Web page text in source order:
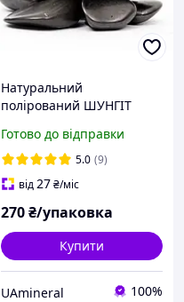
Натуральний
полірований ШУНГІТ
Карелія
Готово до відправки
5.0 (9)
від27₴/міс
270₴/упаковка
Купити
UAmineral 100%